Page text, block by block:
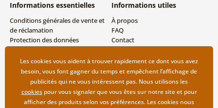
Informations essentielles
Conditions générales de vente et
de réclamation
Protection des données
Modes de livraison et de
paiement
Retour des produits
Informations utiles
À propos
FAQ
Contact
Les cookies vous aident à trouver rapidement ce dont vous avez
besoin, vous font gagner du temps et empêchent l’affichage de
publicités qui ne vous intéressent pas. Nous utilisons les
cookiespour vous signaler que vous êtes sur notre site et pour
afficher des produits selon vos préférences. Les cookies nous